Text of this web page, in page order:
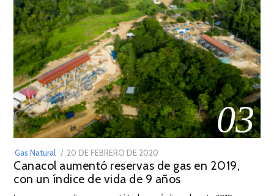
03
Gas Natural
POSTED
ON
20 DE FEBRERO DE 2020
DE
JULIO
Canacol aumentó reservas de gas en 2019,
con un índice de vida de 9 años